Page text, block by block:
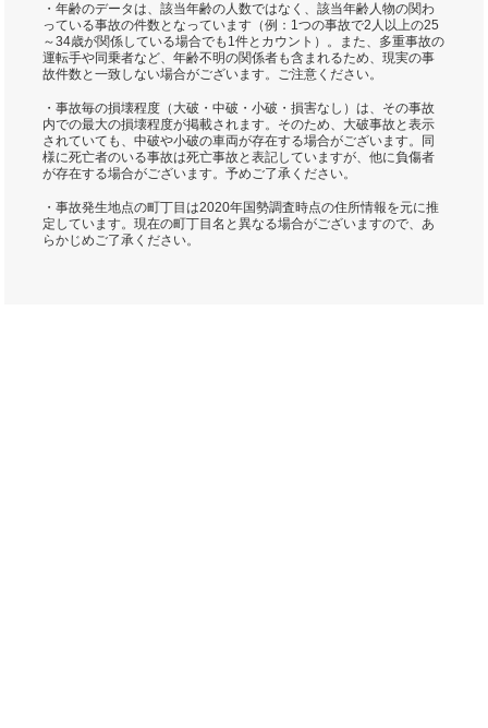
・年齢のデータは、該当年齢の人数ではなく、該当年齢人物の関わ
っている事故の件数となっています（例：1つの事故で2人以上の25
～34歳が関係している場合でも1件とカウント）。また、多重事故の
運転手や同乗者など、年齢不明の関係者も含まれるため、現実の事
故件数と一致しない場合がございます。ご注意ください。
・事故毎の損壊程度（大破・中破・小破・損害なし）は、その事故
内での最大の損壊程度が掲載されます。そのため、大破事故と表示
されていても、中破や小破の車両が存在する場合がございます。同
様に死亡者のいる事故は死亡事故と表記していますが、他に負傷者
が存在する場合がございます。予めご了承ください。
・事故発生地点の町丁目は2020年国勢調査時点の住所情報を元に推
定しています。現在の町丁目名と異なる場合がございますので、あ
らかじめご了承ください。